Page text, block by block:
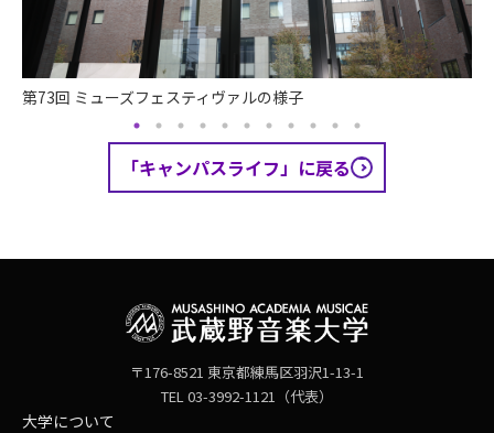
第73回 ミューズフェスティヴァルの様子
「キャンパスライフ」に戻る
〒176-8521 東京都練馬区羽沢1-13-1
TEL 03-3992-1121（代表）
大学について